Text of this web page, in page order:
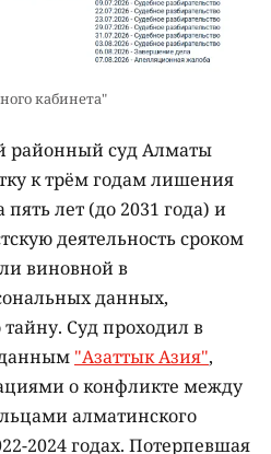
кабинета"
районный суд Алматы
к трём годам лишения
лет (до 2031 года) и
деятельность сроком
виновной в
данных,
Суд проходил в
"Азаттык Азия",
о конфликте между
алматинского
2024 годах. Потерпевшая